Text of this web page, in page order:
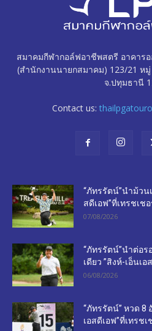
สมาคมกีฬากอล์ฟอาชีพสตรี อาคาร
(สำนักงานนายกสมาคม) 123/21 ห
จ.ปทุมธานี
Contact us:
“ภัทรรัตน์”นำม้วน
สดีเอฟ”ที่เทรชเช
07/08/2026
“ภัทรรัตน์”นำต่อร
เดียว ”สิงห์-เอ็นเ
06/08/2026
“ภัทรรัตน์” หวด 8
เอสดีเอฟ”ที่เทรช